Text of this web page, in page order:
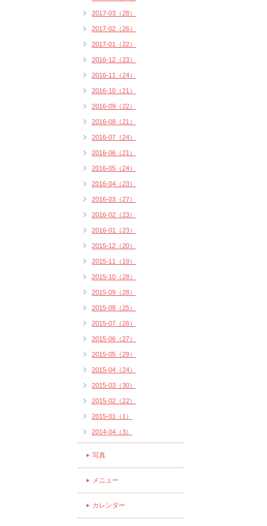
2017-03（28）
2017-02（26）
2017-01（22）
2016-12（23）
2016-11（24）
2016-10（21）
2016-09（22）
2016-08（21）
2016-07（24）
2016-06（21）
2016-05（24）
2016-04（23）
2016-03（27）
2016-02（23）
2016-01（23）
2015-12（20）
2015-11（19）
2015-10（28）
2015-09（28）
2015-08（25）
2015-07（26）
2015-06（27）
2015-05（29）
2015-04（24）
2015-03（30）
2015-02（22）
2015-01（1）
2014-04（3）
写真
メニュー
カレンダー